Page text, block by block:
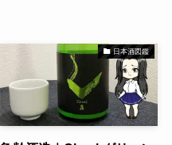
日本酒図鑑